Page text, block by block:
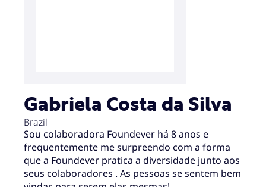
Gabriela Costa da Silva
Brazil
Sou colaboradora Foundever há 8 anos e
frequentemente me surpreendo com a forma
que a Foundever pratica a diversidade junto aos
seus colaboradores . As pessoas se sentem bem